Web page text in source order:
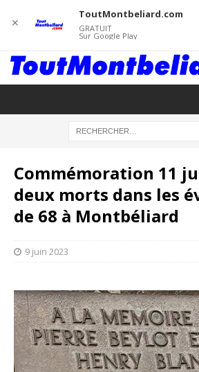
Commémoration 11
deux morts dans les
de 68 à Montbéliard
9 juin 2023
✕
ToutMontbeliard.com
GRATUIT
Sur Google Play